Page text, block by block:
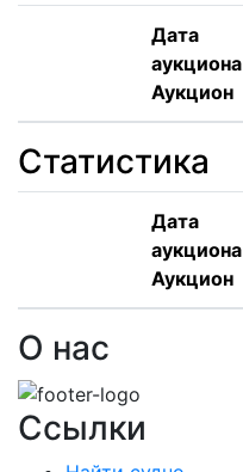
Дата
аукциона
Аукцион
Статистика
Дата
аукциона
Аукцион
О нас
Ссылки